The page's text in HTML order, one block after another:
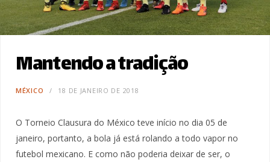
Mantendo a tradição
MÉXICO 18 DE JANEIRO DE 2018
O Torneio Clausura do México teve início no dia 05 de
janeiro, portanto, a bola já está rolando a todo vapor no
futebol mexicano. E como não poderia deixar de ser, o